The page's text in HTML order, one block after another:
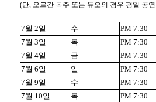
(단, 오르간 독주 또는 듀오의 경우 평일 공
7월 2일 수
PM 7:30
7월 3일 목
PM 7:30
7월 4일 금
PM 7:30
7월 6일 일
PM 7:30
7월 9일 수
PM 7:30
7월 10일 목
PM 7:30